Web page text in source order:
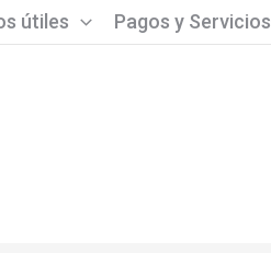
útiles Pagos y Servicios